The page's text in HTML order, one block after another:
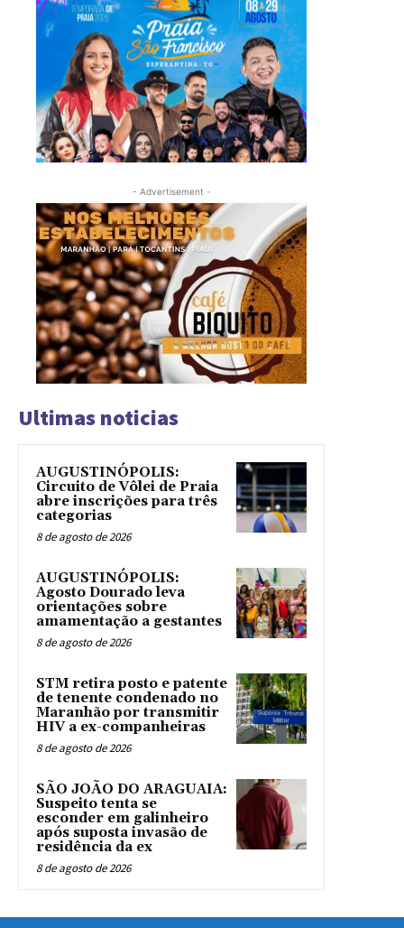
- Advertisement -
Ultimas noticias
AUGUSTINÓPOLIS:
Circuito de Vôlei de Praia
abre inscrições para três
categorias
8 de agosto de 2026
AUGUSTINÓPOLIS:
Agosto Dourado leva
orientações sobre
amamentação a gestantes
8 de agosto de 2026
STM retira posto e patente
de tenente condenado no
Maranhão por transmitir
HIV a ex-companheiras
8 de agosto de 2026
SÃO JOÃO DO ARAGUAIA:
Suspeito tenta se
esconder em galinheiro
após suposta invasão de
residência da ex
8 de agosto de 2026